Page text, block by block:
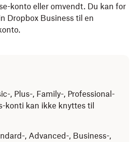
konto eller omvendt. Du kan for
Dropbox Business til en
, Plus-, Family-, Professional-
konti kan ikke knyttes til
, Advanced-, Business-,